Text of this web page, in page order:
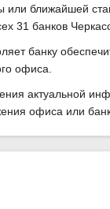
ближайшей
31 банков
банку
офиса.
актуальной
офиса или